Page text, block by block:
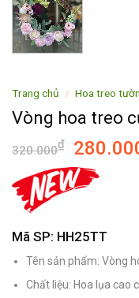
Trang chủ / Hoa treo
Vòng hoa treo
320.000₫
Mã SP: HH25TT
Tên sản phẩm: Vòng
Chất liệu: Hoa lụa cao